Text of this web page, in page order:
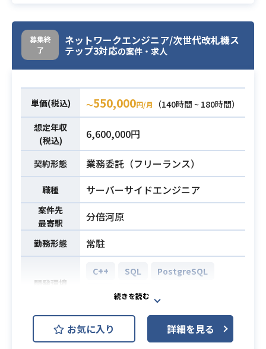
りや結合テストに向けたJOB開発な
ど業務は多岐にわたります。
必須スキル
等）
・OracleDBA経験
募集終
了
ネットワークエンジニア/次世代改札機ス
テップ3対応の案件・求人
単価(税込) 〜550,000円/月
（140時間 ~ 180時間）
想定年収
(税込)
6,600,000円
契約形態 業務委託（フリーランス）
職種 サーバーサイドエンジニア
案件先
最寄駅
分倍河原
勤務形態 常駐
開発環境
C++ SQL
PostgreSQL
Linux
【案件概要】
改札に関するアプリケーション開発
お気に入り 詳細を見る